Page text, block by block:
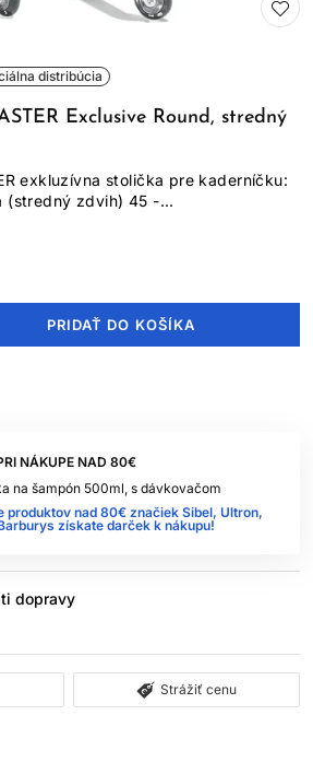
distribúcia
Exclusive Round, stredný
exkluzívna stolička pre kaderníčku:
(stredný zdvih) 45 -...
NÁKUPE NAD 80€
na šampón 500ml, s dávkovačom
produktov nad 80€ značiek Sibel, Ultron,
získate darček k nákupu!
PRIDAŤ DO KOŠÍKA
dopravy
Strážiť cenu